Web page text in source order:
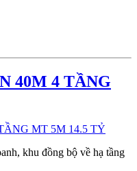
40M 4 TẦNG
khu đồng bộ về hạ tầng